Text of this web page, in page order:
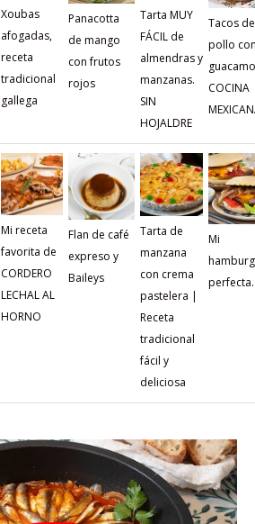
Xoubas
afogadas,
receta
tradicional
gallega
Panacotta
de mango
con frutos
rojos
Tarta MUY
FÁCIL de
almendras y
manzanas.
SIN
HOJALDRE
Tacos de
pollo
COCINA
Mi receta
favorita de
CORDERO
LECHAL AL
HORNO
Flan de café
expreso y
Baileys
Tarta de
manzana
con crema
pastelera |
Receta
tradicional
fácil y
deliciosa
Mi
perfecta.